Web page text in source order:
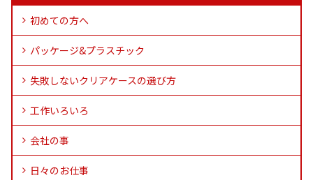
初めての方へ
パッケージ&プラスチック
失敗しないクリアケースの選び方
工作いろいろ
会社の事
日々のお仕事